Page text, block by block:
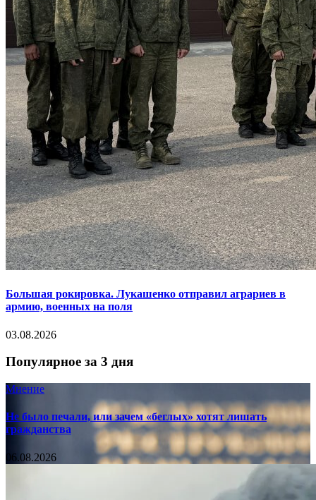
Большая рокировка. Лукашенко отправил аграриев в
армию, военных на поля
03.08.2026
Популярное за 3 дня
Мнение
Не было печали, или зачем «беглых» хотят лишать
гражданства
06.08.2026